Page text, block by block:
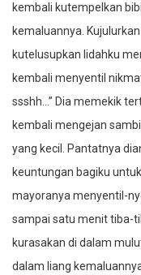
kembali kutempelkan
kemaluannya.
kutelusupkan lidahku
kembali menyentil
ssshh…” Dia memekik
kembali mengejan
yang kecil. Pantatnya
keuntungan bagiku
mayoranya menyentil-
sampai satu menit tiba-
kurasakan di dalam
dalam liang